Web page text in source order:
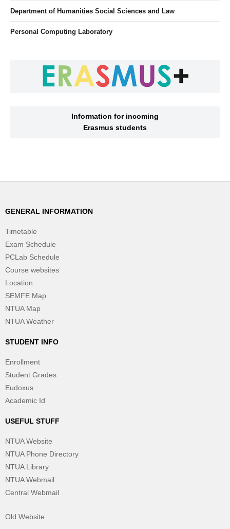
Department of Humanities Social Sciences and Law
Personal Computing Laboratory
Information for incoming
Erasmus students
GENERAL INFORMATION
Timetable
Exam Schedule
PCLab Schedule
Course websites
Location
SEMFE Map
NTUA Map
NTUA Weather
STUDENT INFO
Enrollment
Student Grades
Eudoxus
Academic Id
USEFUL STUFF
NTUA Website
NTUA Phone Directory
NTUA Library
NTUA Webmail
Central Webmail
Old Website